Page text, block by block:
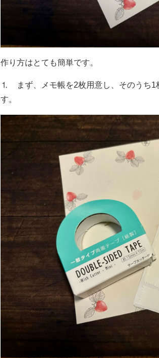
作り方はとても簡単です。
⒈ まず、メモ帳を2枚用意し、そのうち1
す。